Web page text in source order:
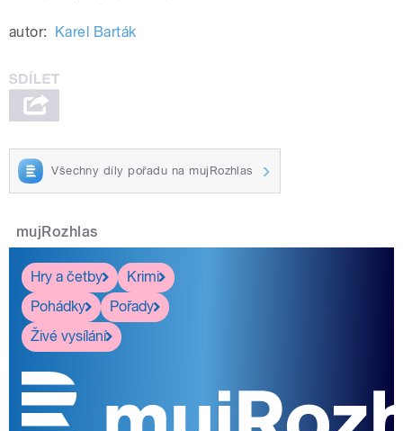
autor: Karel Barták
Všechny díly pořadu na mujRozhlas
mujRozhlas
Hry a četby
Krimi
Pohádky
Pořady
Živé vysílání